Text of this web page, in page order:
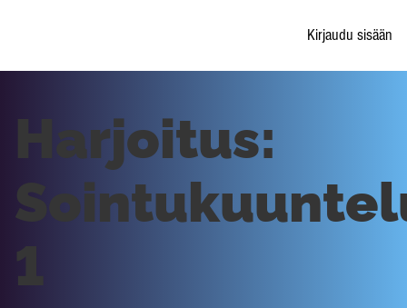
Kirjaudu sisään
Harjoitus:
1